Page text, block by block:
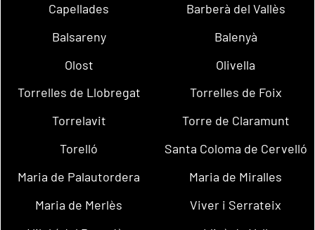
Capellades
Barberà del Vallès
Balsareny
Balenyà
Olost
Olivella
Torrelles de Llobregat
Torrelles de Foix
Torrelavit
Torre de Claramunt
Torelló
Santa Coloma de Cervelló
Maria de Palautordera
Maria de Miralles
Maria de Merlès
Viver i Serrateix